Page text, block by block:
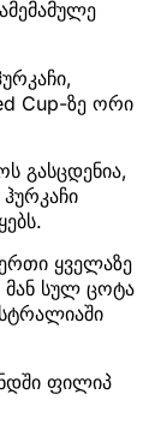
Cup-ზე ორი
გასცდენია,
ყველაზე
მან სულ ცოტა
ფილიპ